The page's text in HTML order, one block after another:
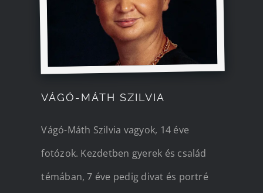
VÁGÓ-MÁTH SZILVIA
Vágó-Máth Szilvia vagyok, 14 éve
fotózok. Kezdetben gyerek és család
témában, 7 éve pedig divat és portré